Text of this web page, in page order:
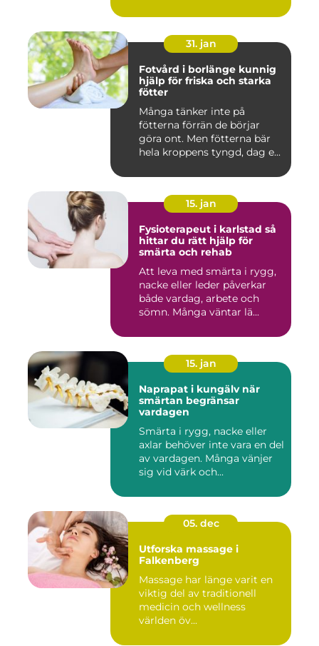
31. jan
Fotvård i borlänge kunnig
hjälp för friska och starka
fötter
Många tänker inte på
fötterna förrän de börjar
göra ont. Men fötterna bär
hela kroppens tyngd, dag e...
15. jan
Fysioterapeut i karlstad så
hittar du rätt hjälp för
smärta och rehab
Att leva med smärta i rygg,
nacke eller leder påverkar
både vardag, arbete och
sömn. Många väntar lä...
15. jan
Naprapat i kungälv när
smärtan begränsar
vardagen
Smärta i rygg, nacke eller
axlar behöver inte vara en del
av vardagen. Många vänjer
sig vid värk och...
05. dec
Utforska massage i
Falkenberg
Massage har länge varit en
viktig del av traditionell
medicin och wellness
världen öv...